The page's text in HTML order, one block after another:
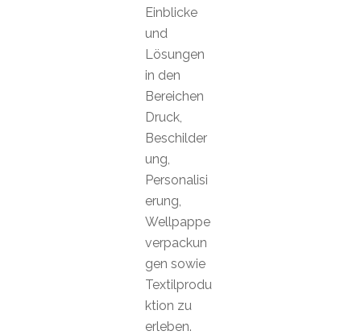
Einblicke
und
Lösungen
in den
Bereichen
Druck,
Beschilder
ung,
Personalisi
erung,
Wellpappe
verpackun
gen sowie
Textilprodu
ktion zu
erleben.